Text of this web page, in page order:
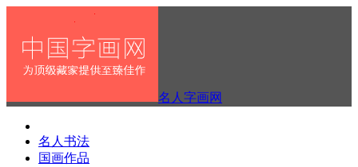
名人字画网
名人书法
国画作品